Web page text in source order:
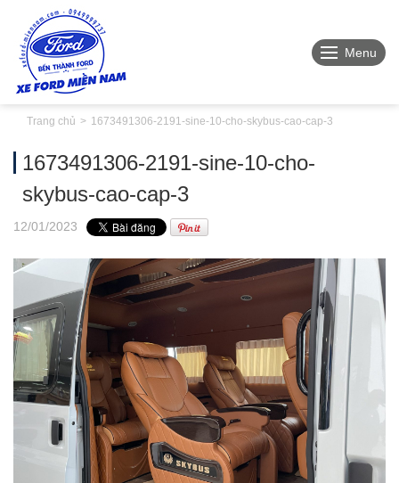
Menu
Trang chủ 1673491306-2191-sine-10-cho-skybus-cao-cap-3
1673491306-2191-sine-10-cho-
skybus-cao-cap-3
12/01/2023